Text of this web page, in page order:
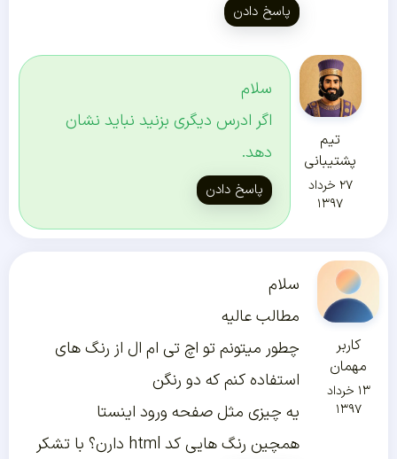
پاسخ دادن
تیم
پشتیبانی
۲۷ خرداد
۱۳۹۷
سلام
اگر ادرس دیگری بزنید نباید نشان
دهد.
پاسخ دادن
کاربر
مهمان
۱۳ خرداد
۱۳۹۷
سلام
مطالب عالیه
چطور میتونم تو اچ تی ام ال از رنگ های
استفاده کنم که دو رنگن
یه چیزی مثل صفحه ورود اینستا
همچین رنگ هایی کد html دارن؟ با تشکر